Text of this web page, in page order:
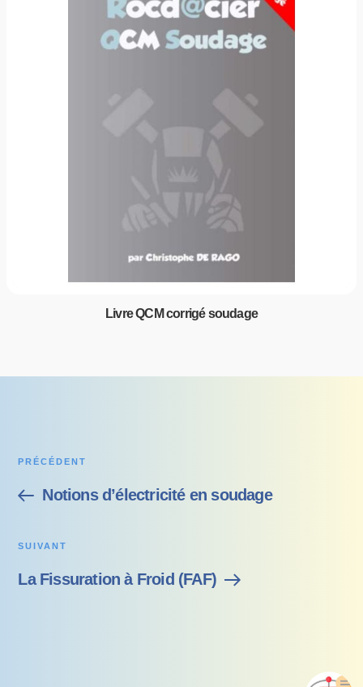
Livre QCM corrigé soudage
PRÉCÉDENT
Notions d’électricité en soudage
SUIVANT
La Fissuration à Froid (FAF)